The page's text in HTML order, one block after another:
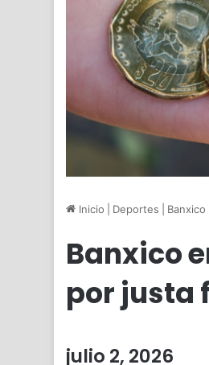
Inicio Deportes
Banxico
por justa
julio 2, 2026